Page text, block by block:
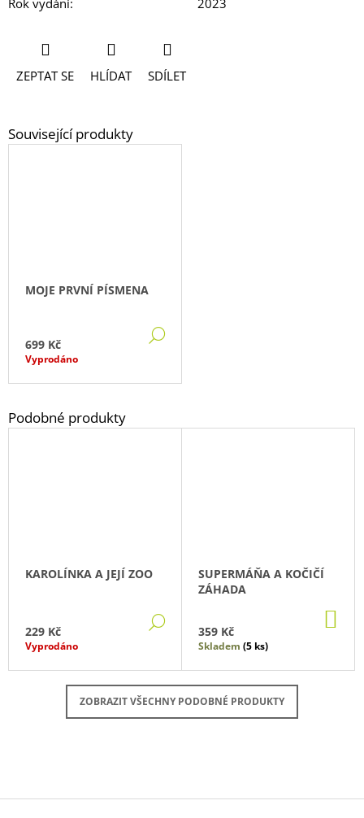
ZEPTAT SE HLÍDAT SDÍLET
MOJE PRVNÍ PÍSMENA
699 Kč
DETAIL
Vyprodáno
KAROLÍNKA A JEJÍ ZOO
229 Kč
DETAIL
Vyprodáno
SUPERMÁŇA A KOČIČÍ
ZÁHADA
359 Kč
Skladem (5 ks)
ZOBRAZIT VŠECHNY PODOBNÉ PRODUKTY